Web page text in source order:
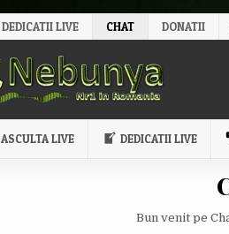
DEDICATII LIVE CHAT DONATII
ASCULTA LIVE DEDICATII LIVE
Bun venit pe